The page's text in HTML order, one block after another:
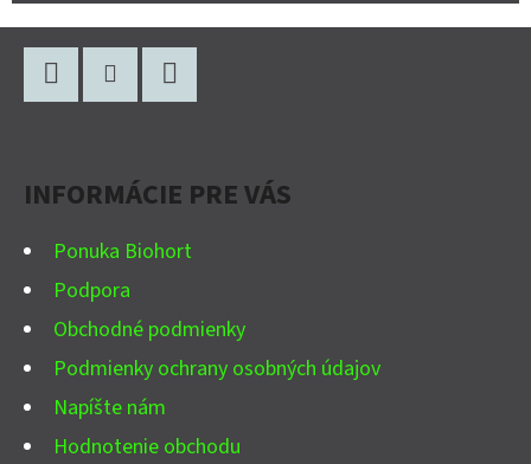
INFORMÁCIE PRE VÁS
Ponuka Biohort
Podpora
Obchodné podmienky
Podmienky ochrany osobných údajov
Napíšte nám
Hodnotenie obchodu